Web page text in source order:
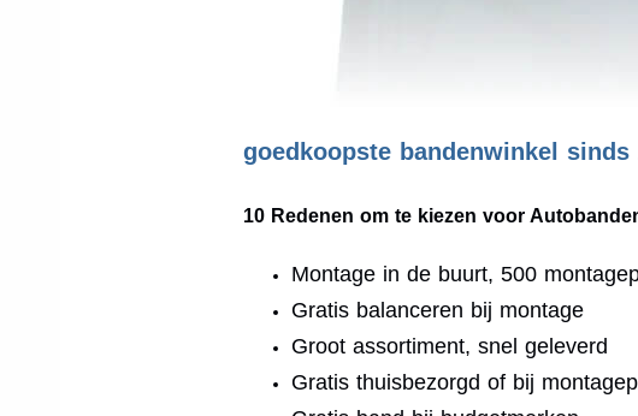
goedkoopste bandenwinkel sinds
10 Redenen om te kiezen voor
Montage in de buurt, 500
Gratis balanceren bij montage
Groot assortiment, snel geleverd
Gratis thuisbezorgd of bij